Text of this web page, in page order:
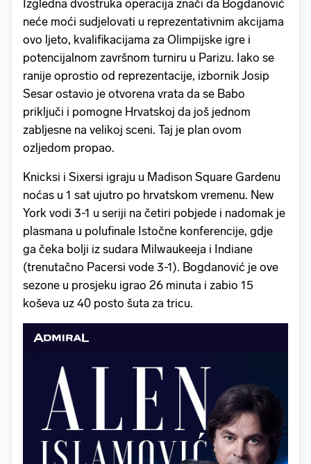
Izgledna dvostruka operacija znači da Bogdanović
neće moći sudjelovati u reprezentativnim akcijama
ovo ljeto, kvalifikacijama za Olimpijske igre i
potencijalnom završnom turniru u Parizu. Iako se
ranije oprostio od reprezentacije, izbornik Josip
Sesar ostavio je otvorena vrata da se Babo
priključi i pomogne Hrvatskoj da još jednom
zabljesne na velikoj sceni. Taj je plan ovom
ozljedom propao.
Knicksi i Sixersi igraju u Madison Square Gardenu
noćas u 1 sat ujutro po hrvatskom vremenu. New
York vodi 3-1 u seriji na četiri pobjede i nadomak je
plasmana u polufinale Istočne konferencije, gdje
ga čeka bolji iz sudara Milwaukeeja i Indiane
(trenutačno Pacersi vode 3-1). Bogdanović je ove
sezone u prosjeku igrao 26 minuta i zabio 15
koševa uz 40 posto šuta za tricu.